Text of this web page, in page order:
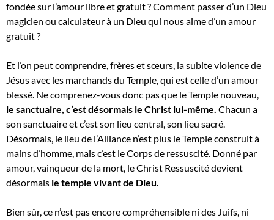
fondée sur l’amour libre et gratuit ? Comment passer d’un Dieu
magicien ou calculateur à un Dieu qui nous aime d’un amour
gratuit ?
Et l’on peut comprendre, frères et sœurs, la subite violence de
Jésus avec les marchands du Temple, qui est celle d’un amour
blessé. Ne comprenez-vous donc pas que le Temple nouveau,
le sanctuaire, c’est désormais le Christ lui-même. Chacun a
son sanctuaire et c’est son lieu central, son lieu sacré.
Désormais, le lieu de l’Alliance n’est plus le Temple construit à
mains d’homme, mais c’est le Corps de ressuscité. Donné par
amour, vainqueur de la mort, le Christ Ressuscité devient
désormais le temple vivant de Dieu.
Bien sûr, ce n’est pas encore compréhensible ni des Juifs, ni